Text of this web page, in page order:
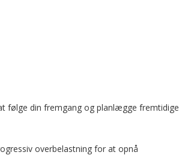
følge din fremgang og planlægge fremtidige
overbelastning for at opnå